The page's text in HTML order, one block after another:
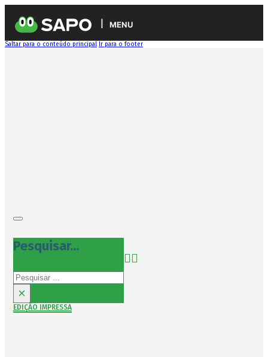
MENU
Saltar para o conteúdo principal Ir para o footer
Pesquisar...
Pesquisar
×
EDIÇÃO IMPRESSA